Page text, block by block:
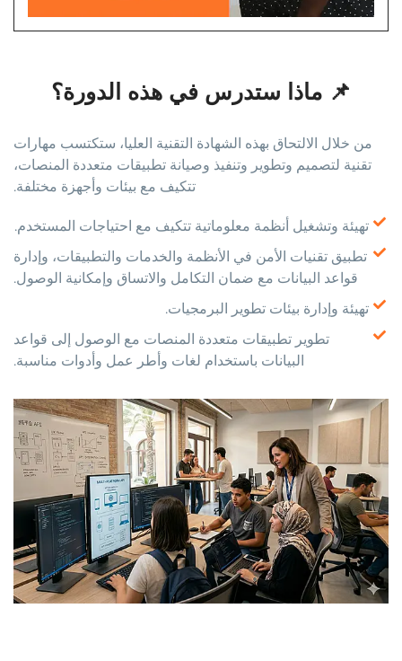
📌 ماذا ستدرس في هذه الدورة؟
من خلال الالتحاق بهذه الشهادة التقنية العليا، ستكتسب مهارات
تقنية لتصميم وتطوير وتنفيذ وصيانة تطبيقات متعددة المنصات،
تتكيف مع بيئات وأجهزة مختلفة.
تهيئة وتشغيل أنظمة معلوماتية تتكيف مع احتياجات المستخدم.
تطبيق تقنيات الأمن في الأنظمة والخدمات والتطبيقات، وإدارة
قواعد البيانات مع ضمان التكامل والاتساق وإمكانية الوصول.
تهيئة وإدارة بيئات تطوير البرمجيات.
تطوير تطبيقات متعددة المنصات مع الوصول إلى قواعد
البيانات باستخدام لغات وأطر عمل وأدوات مناسبة.